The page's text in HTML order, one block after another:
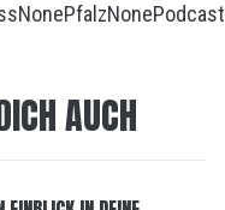
NonePfalzNonePodcast
AUCH